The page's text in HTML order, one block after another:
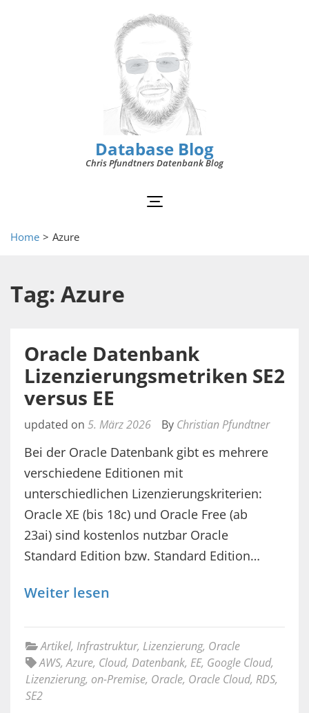
Database Blog
Chris Pfundtners Datenbank Blog
Home > Azure
Tag: Azure
Oracle Datenbank
Lizenzierungsmetriken SE2
versus EE
updated on 5. März 2026 By Christian Pfundtner
Bei der Oracle Datenbank gibt es mehrere
verschiedene Editionen mit
unterschiedlichen Lizenzierungskriterien:
Oracle XE (bis 18c) und Oracle Free (ab
23ai) sind kostenlos nutzbar Oracle
Standard Edition bzw. Standard Edition…
Weiter lesen
Artikel, Infrastruktur, Lizenzierung, Oracle
AWS,Azure, Cloud, Datenbank, EE, Google Cloud,
Lizenzierung, on-Premise, Oracle, Oracle Cloud, RDS,
SE2